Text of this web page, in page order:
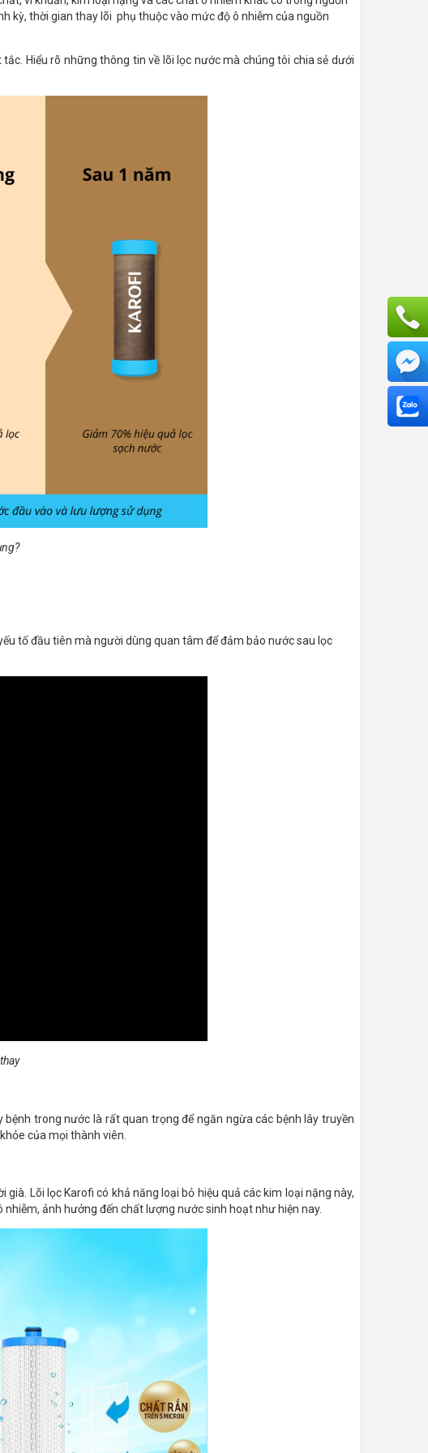
kỳ, thời gian thay lõi phụ thuộc vào mức độ ô nhiễm của nguồn
Hiểu rõ những thông tin về lõi lọc nước mà chúng tôi chia sẻ dưới
tố đầu tiên mà người dùng quan tâm để đảm bảo nước sau lọc
trong nước là rất quan trọng để ngăn ngừa các bệnh lây truyền
của mọi thành viên.
Lõi lọc Karofi có khả năng loại bỏ hiệu quả các kim loại nặng này,
ảnh hưởng đến chất lượng nước sinh hoạt như hiện nay.